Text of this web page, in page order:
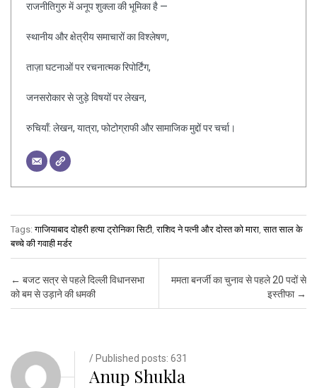
राजनीतिगुरु में अनूप शुक्ला की भूमिका है —
स्थानीय और क्षेत्रीय समाचारों का विश्लेषण,
ताज़ा घटनाओं पर रचनात्मक रिपोर्टिंग,
जनसरोकार से जुड़े विषयों पर लेखन,
रुचियाँ: लेखन, यात्रा, फोटोग्राफी और सामाजिक मुद्दों पर चर्चा।
Tags:गाजियाबाद दोहरी हत्या ट्रोनिका सिटी,राशिद ने पत्नी और दोस्त को मारा,सात साल के
बच्चे की गवाही मर्डर
Post navigation
← बजट सत्र से पहले दिल्ली विधानसभा
को बम से उड़ाने की धमकी
ममता बनर्जी का चुनाव से पहले 20 पदों से
इस्तीफा →
/ Published posts: 631
Anup Shukla